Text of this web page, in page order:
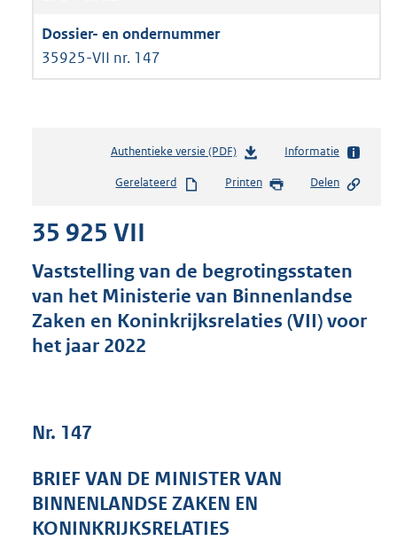
35925-VII nr. 147
Authentieke versie (PDF)b
s
s
g
K
b
Informatie
Gerelateerd Printen Delen
35 925 VII
Vaststelling van de begrotingsstaten
van het Ministerie van Binnenlandse
Zaken en Koninkrijksrelaties (VII) voor
het jaar 2022
Nr. 147
BRIEF VAN DE MINISTER VAN
BINNENLANDSE ZAKEN EN
KONINKRIJKSRELATIES